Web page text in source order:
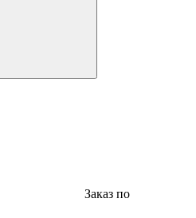
Заказ по